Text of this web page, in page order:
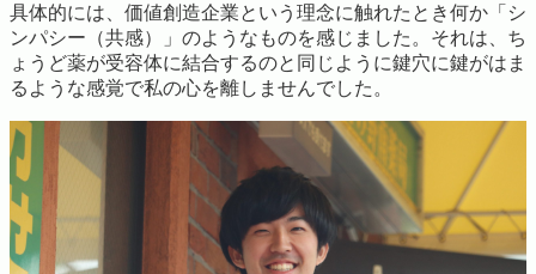
具体的には、価値創造企業という理念に触れたとき何か「シ
ンパシー（共感）」のようなものを感じました。それは、ち
ょうど薬が受容体に結合するのと同じように鍵穴に鍵がはま
るような感覚で私の心を離しませんでした。